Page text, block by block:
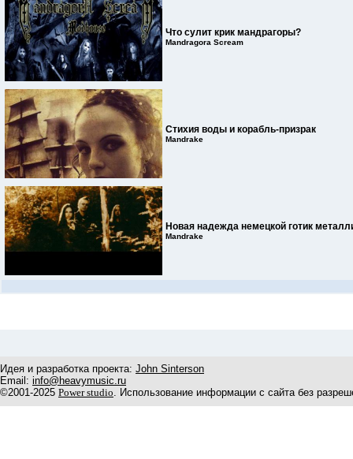
Что сулит крик мандрагоры?
Mandragora Scream
Стихия воды и корабль-призрак
Mandrake
Новая надежда немецкой готик
Mandrake
Идея и разработка проекта: John Sinterson
Email: info@heavymusic.ru
©2001-2025 Power studio. Использование информации с сайта без